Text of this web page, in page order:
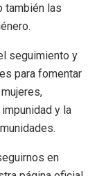
también las
seguimiento y
para fomentar
y la
en